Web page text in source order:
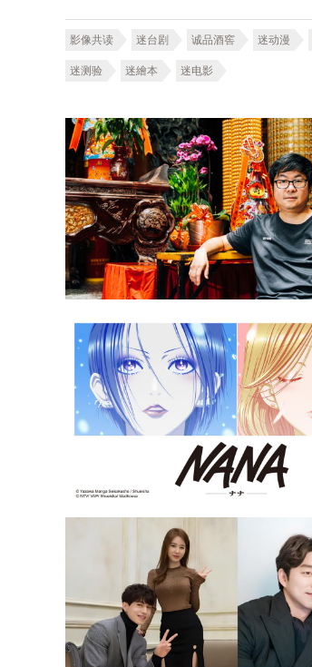
影像共读 迷台剧 诚品酒窖 迷动漫
迷测验 迷繪本 迷电影